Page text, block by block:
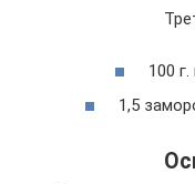
100
1,5